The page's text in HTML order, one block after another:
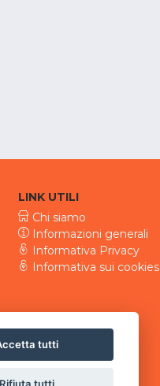
LINK UTILI
Chi siamo
Informazioni generali
Informativa Privacy
Informativa sui cookies
tutti
tutti